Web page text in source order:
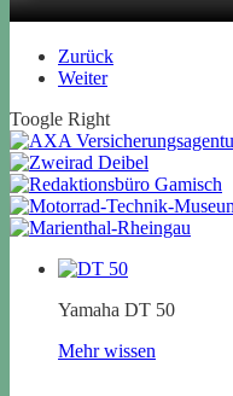
Zurück
Weiter
Toogle Right
Yamaha DT 50
Mehr wissen